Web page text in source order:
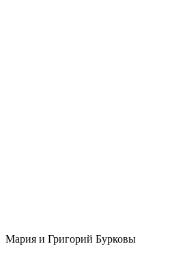
Мария и Григорий Бурковы